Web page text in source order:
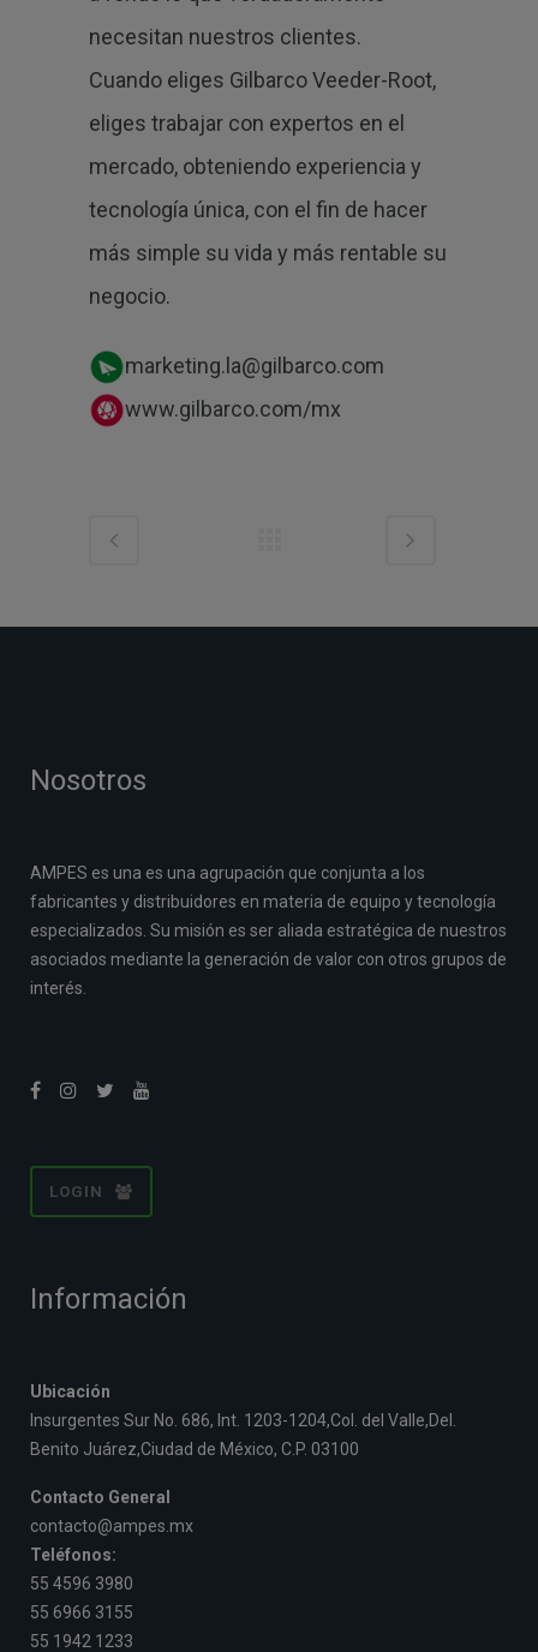
necesitan nuestros clientes.
Cuando eliges Gilbarco Veeder-Root,
eliges trabajar con expertos en el
mercado, obteniendo experiencia y
tecnología única, con el fin de hacer
más simple su vida y más rentable su
negocio.
marketing.la@gilbarco.com
www.gilbarco.com/mx
Nosotros
AMPES es una es una agrupación que conjunta a los
fabricantes y distribuidores en materia de equipo y tecnología
especializados. Su misión es ser aliada estratégica de nuestros
asociados mediante la generación de valor con otros grupos de
interés.
LOGIN
Información
Ubicación
Insurgentes Sur No. 686, Int. 1203-1204,Col. del Valle,Del.
Benito Juárez,Ciudad de México, C.P. 03100
Contacto General
contacto@ampes.mx
Teléfonos:
55 4596 3980
55 6966 3155
55 1942 1233